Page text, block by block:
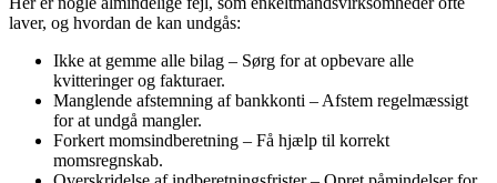
laver, og hvordan de kan undgås:
Ikke at gemme alle bilag – Sørg for at opbevare alle
kvitteringer og fakturaer.
Manglende afstemning af bankkonti – Afstem regelmæssigt
for at undgå mangler.
Forkert momsindberetning – Få hjælp til korrekt
momsregnskab.